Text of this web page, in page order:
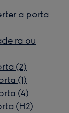
a porta
ou
(2)
(1)
(4)
(H2)